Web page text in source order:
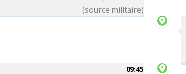
(source militaire)
09:45